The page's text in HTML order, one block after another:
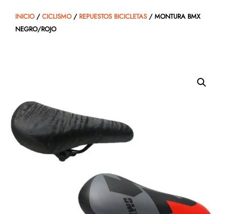
INICIO/ CICLISMO/ REPUESTOS BICICLETAS / MONTURA BMX
NEGRO/ROJO